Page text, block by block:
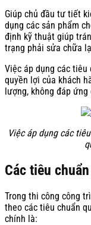
Giúp chủ đầu tư tiết
dụng các sản phẩm
định kỹ thuật giúp
trạng phải sửa chữa
Việc áp dụng các
quyền lợi của khách
lượng, không đáp
Việc áp dụng các
Các tiêu
Trong thi công công
theo các tiêu chuẩn
chính là: